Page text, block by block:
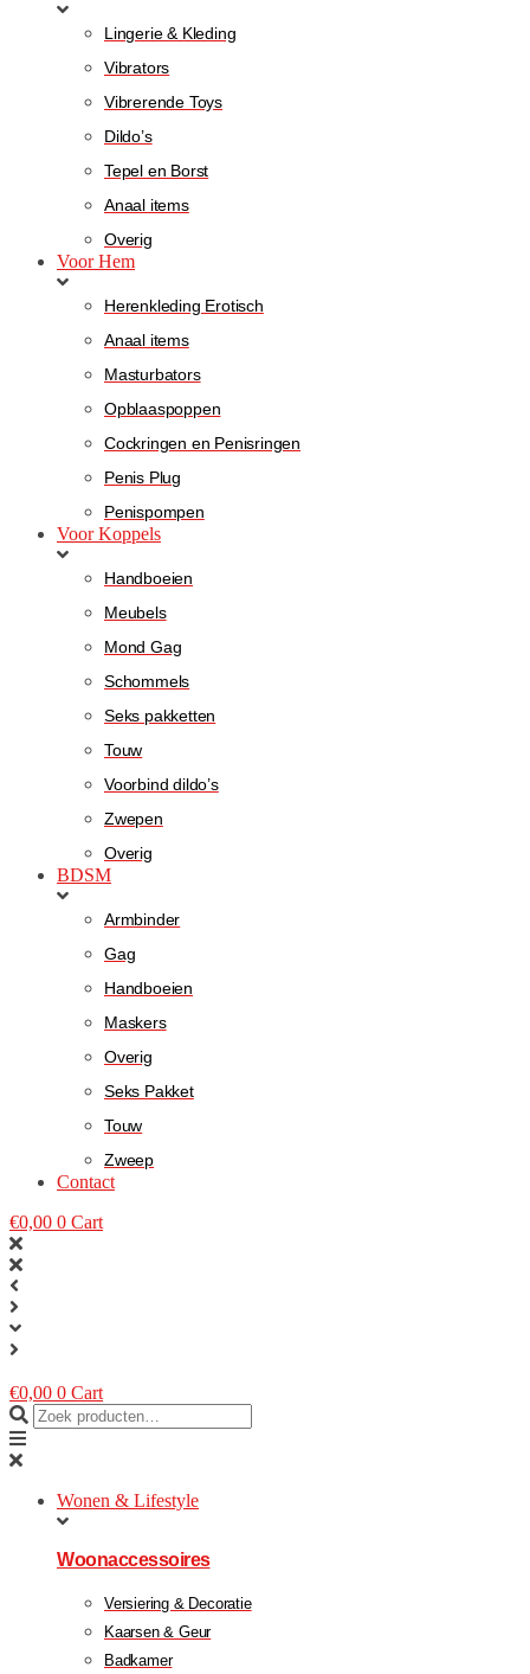
Lingerie & Kleding
Vibrators
Vibrerende Toys
Dildo’s
Tepel en Borst
Anaal items
Overig
Voor Hem
Herenkleding Erotisch
Anaal items
Masturbators
Opblaaspoppen
Cockringen en Penisringen
Penis Plug
Penispompen
Voor Koppels
Handboeien
Meubels
Mond Gag
Schommels
Seks pakketten
Touw
Voorbind dildo’s
Zwepen
Overig
BDSM
Armbinder
Gag
Handboeien
Maskers
Overig
Seks Pakket
Touw
Zweep
Contact
€0,00 0 Cart
€0,00 0 Cart
Wonen & Lifestyle
Woonaccessoires
Versiering & Decoratie
Kaarsen & Geur
Badkamer